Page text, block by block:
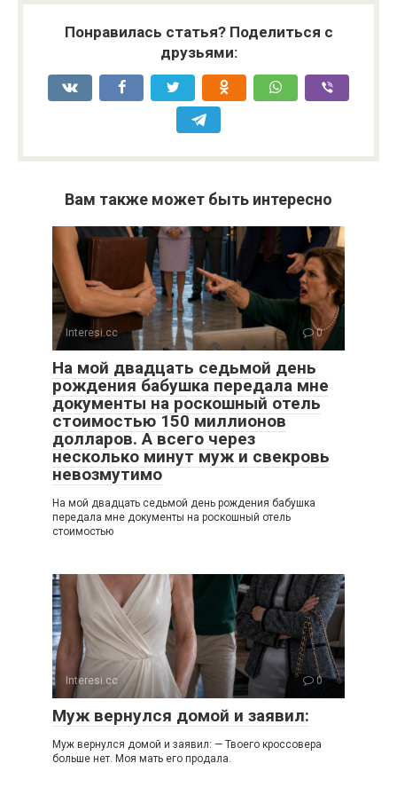
Понравилась статья? Поделиться с
друзьями:
Вам также может быть интересно
Interesi.cc 0
На мой двадцать седьмой день
рождения бабушка передала мне
документы на роскошный отель
стоимостью 150 миллионов
долларов. А всего через
несколько минут муж и свекровь
невозмутимо
На мой двадцать седьмой день рождения бабушка
передала мне документы на роскошный отель
стоимостью
Interesi.cc 0
Муж вернулся домой и заявил:
Муж вернулся домой и заявил: — Твоего кроссовера
больше нет. Моя мать его продала.